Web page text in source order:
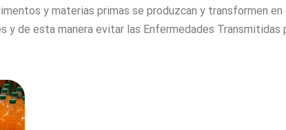
y materias primas se produzcan y transformen
y de esta manera evitar las Enfermedades Transmitidas